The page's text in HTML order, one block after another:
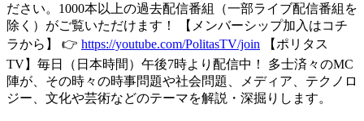
ださい。1000本以上の過去配信番組（一部ライブ配信番組を
除く）がご覧いただけます！ 【メンバーシップ加入はコチ
ラから】 👉 https://youtube.com/PolitasTV/join 【ポリタス
TV】毎日（日本時間）午後7時より配信中！ 多士済々のMC
陣が、その時々の時事問題や社会問題、メディア、テクノロ
ジー、文化や芸術などのテーマを解説・深掘りします。